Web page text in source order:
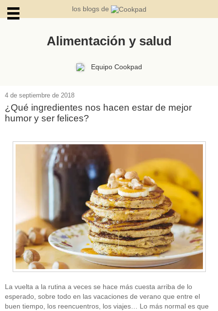
los blogs de
Alimentación y salud
Equipo Cookpad
4 de septiembre de 2018
¿Qué ingredientes nos hacen estar de mejor
humor y ser felices?
La vuelta a la rutina a veces se hace más cuesta arriba de lo
esperado, sobre todo en las vacaciones de verano que entre el
buen tiempo, los reencuentros, los viajes… Lo más normal es que